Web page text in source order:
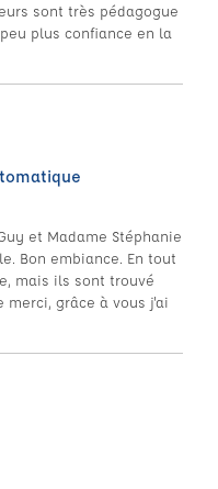
sont très pédagogue
plus confiance en la
et Madame Stéphanie
Bon embiance. En tout
mais ils sont trouvé
merci, grâce à vous j'ai